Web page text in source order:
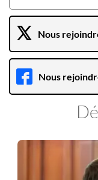
Nous
Nous